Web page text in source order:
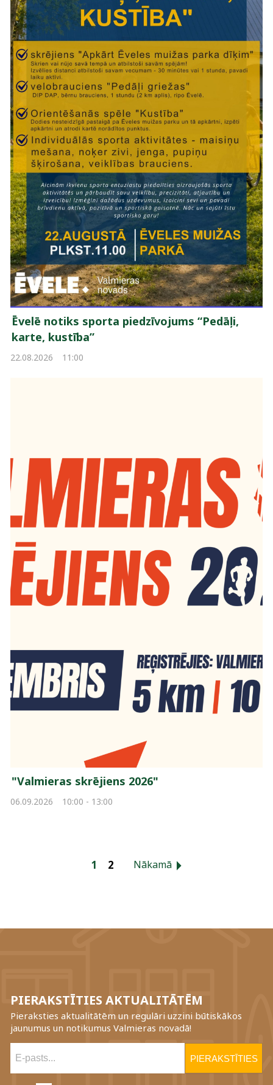
Ēvelē notiks sporta piedzīvojums “Pedāļi,
karte, kustība”
22.08.2026 11:00
"Valmieras skrējiens 2026"
06.09.2026 10:00 - 13:00
1 2 Nākamā
PIERAKSTĪTIES AKTUALITĀTĒM
Pieraksties aktualitātēm un regulāri uzzini būtiskākos
jaunumus un notikumus Valmieras novadā!